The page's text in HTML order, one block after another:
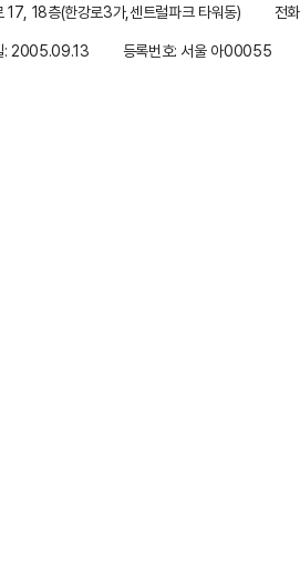
17, 18층(한강로3가,센트럴파크 타워동)
전
: 2005.09.13 등록번호: 서울 아00055